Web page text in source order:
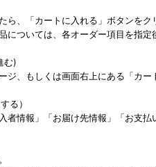
ら、「カートに入れる」ボタンを
については、各オーダー項目を指
む)
ジ、もしくは画面右上にある「カ
る）
者情報」「お届け先情報」「お支払